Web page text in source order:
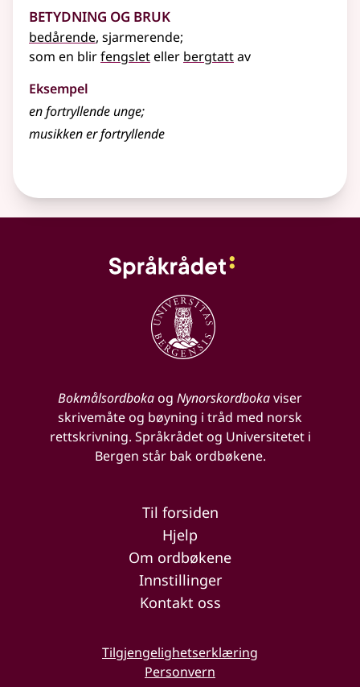
Betydning og bruk
bedårende, sjarmerende;
som en blirfengsleteller bergtattav
Eksempel
en fortryllende unge;
musikken er fortryllende
Bokmålsordbokaog Nynorskordbokaviser
skrivemåte og bøyning i tråd med norsk
rettskrivning. Språkrådet og Universitetet i
Bergen står bak ordbøkene.
Til forsiden
Hjelp
Om ordbøkene
Innstillinger
Kontakt oss
Tilgjengelighetserklæring
Personvern